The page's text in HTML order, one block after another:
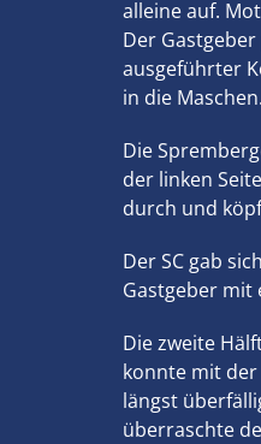
alleine auf.
Der
ausgeführter
in die
Die
der linken
durch und
Der SC gab
Gastgeber mit
Die zweite
konnte mit
längst
überraschte